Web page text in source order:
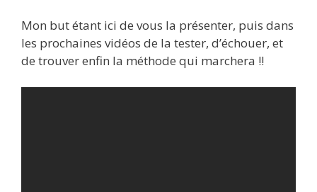
Mon but étant ici de vous la présenter, puis dans
les prochaines vidéos de la tester, d’échouer, et
de trouver enfin la méthode qui marchera !!